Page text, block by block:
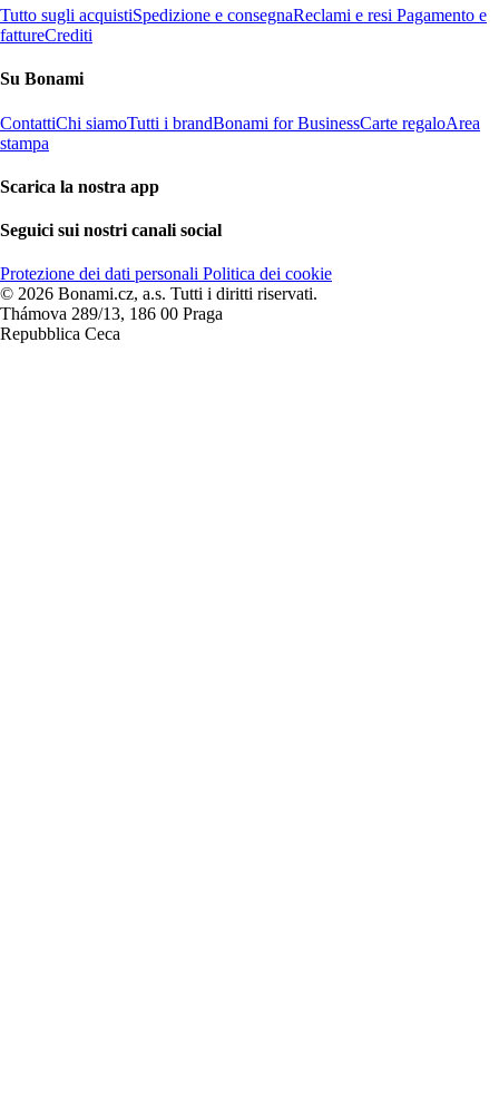
Tutto sugli acquistiSpedizione e consegnaReclami e resi Pagamento e
fattureCrediti
Su Bonami
ContattiChi siamoTutti i brandBonami for BusinessCarte regaloArea
stampa
Scarica la nostra app
Seguici sui nostri canali social
Protezione dei dati personali Politica dei cookie
© 2026 Bonami.cz, a.s. Tutti i diritti riservati.
Thámova 289/13, 186 00 Praga
Repubblica Ceca